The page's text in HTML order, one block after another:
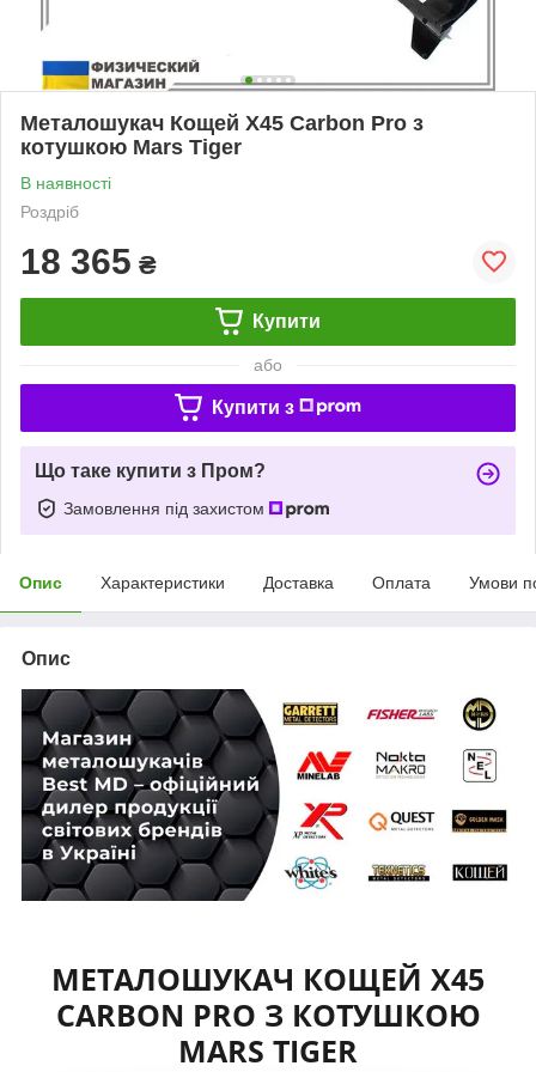
Металошукач Кощей X45 Carbon Pro з
котушкою Mars Tiger
В наявності
Роздріб
18 365 ₴
Купити
або
Купити з
Що таке купити з Пром?
Замовлення під захистом
Опис Характеристики Доставка Оплата Умови
Опис
МЕТАЛОШУКАЧ КОЩЕЙ X45
CARBON PRO З КОТУШКОЮ
MARS TIGER